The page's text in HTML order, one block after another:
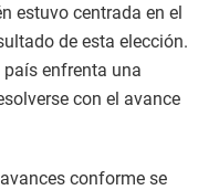
estuvo centrada en el
de esta elección.
enfrenta una
con el avance
conforme se